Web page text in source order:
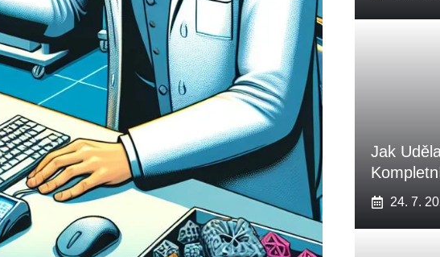
Jak
24. 7.